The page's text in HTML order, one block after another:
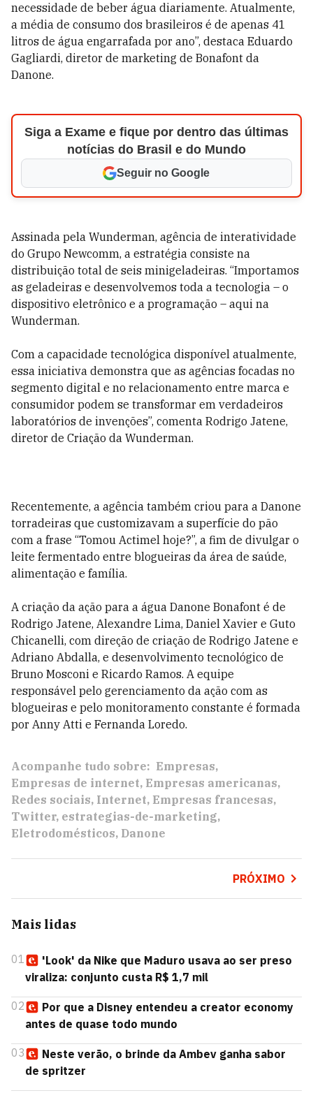
necessidade de beber água diariamente. Atualmente,
a média de consumo dos brasileiros é de apenas 41
litros de água engarrafada por ano”, destaca Eduardo
Gagliardi, diretor de marketing de Bonafont da
Danone.
Siga a Exame e fique por dentro das últimas
notícias do Brasil e do Mundo
Seguir no Google
Assinada pela Wunderman, agência de interatividade
do Grupo Newcomm, a estratégia consiste na
distribuição total de seis minigeladeiras. “Importamos
as geladeiras e desenvolvemos toda a tecnologia – o
dispositivo eletrônico e a programação – aqui na
Wunderman.
Com a capacidade tecnológica disponível atualmente,
essa iniciativa demonstra que as agências focadas no
segmento digital e no relacionamento entre marca e
consumidor podem se transformar em verdadeiros
laboratórios de invenções”, comenta Rodrigo Jatene,
diretor de Criação da Wunderman.
Recentemente, a agência também criou para a Danone
torradeiras que customizavam a superfície do pão
com a frase “Tomou Actimel hoje?”, a fim de divulgar o
leite fermentado entre blogueiras da área de saúde,
alimentação e família.
A criação da ação para a água Danone Bonafont é de
Rodrigo Jatene, Alexandre Lima, Daniel Xavier e Guto
Chicanelli, com direção de criação de Rodrigo Jatene e
Adriano Abdalla, e desenvolvimento tecnológico de
Bruno Mosconi e Ricardo Ramos. A equipe
responsável pelo gerenciamento da ação com as
blogueiras e pelo monitoramento constante é formada
por Anny Atti e Fernanda Loredo.
Acompanhe tudo sobre: Empresas
Empresas de internet Empresas americanas
Redes sociais Internet Empresas francesas
Twitter estrategias-de-marketing
Eletrodomésticos Danone
PRÓXIMO
Mais lidas
01
'Look' da Nike que Maduro usava ao ser preso
viraliza: conjunto custa R$ 1,7 mil
02
Por que a Disney entendeu a creator economy
antes de quase todo mundo
03
Neste verão, o brinde da Ambev ganha sabor
de spritzer